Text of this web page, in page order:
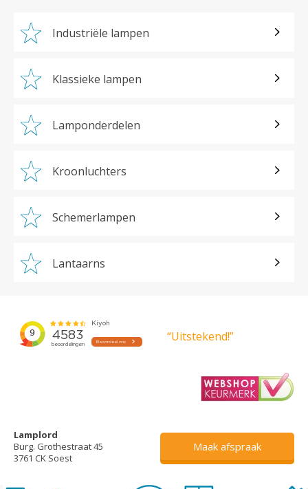
Industriële lampen
Klassieke lampen
Lamponderdelen
Kroonluchters
Schemerlampen
Lantaarns
“Uitstekend!”
Lamplord
Burg. Grothestraat 45
3761 CK Soest
Maak afspraak